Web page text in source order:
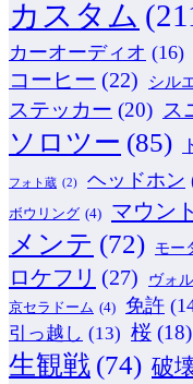
カスタム
カーオーディオ (16)
コーヒー (22) シル
ステッカー (20) ス
ソロツー (85)
フォト蔵 (2) ヘッドホン
ボウリング (4) マウン
メンテ (72) モー
ロケフリ (27) ヴォ
京セラドーム (4) 免許
引っ越し (13) 桜 (18)
生観戦 (74) 破